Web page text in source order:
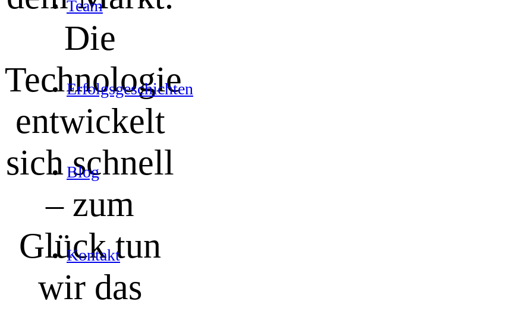
Team
Erfolgs­ge­schich­ten
Blog
Kon­takt
Die
Technologie
entwickelt
sich schnell
– zum
Glück tun
wir das